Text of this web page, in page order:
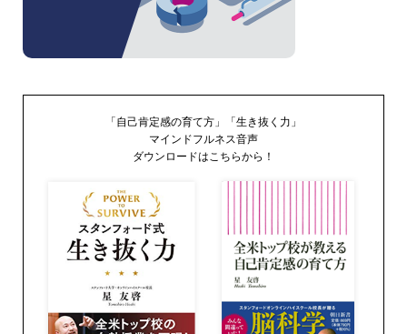
「自己肯定感の育て方」「生き抜く力」
マインドフルネス音声
ダウンロードはこちらから！